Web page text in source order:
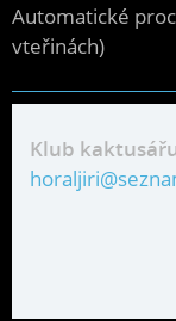
Automatické
vteřinách)
Klub